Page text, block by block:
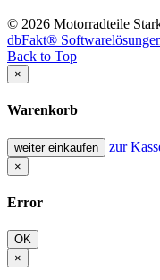
© 2026 Motorradteile
dbFakt®
Back to Top
×
Warenkorb
weiter einkaufen zur
×
Error
OK
×